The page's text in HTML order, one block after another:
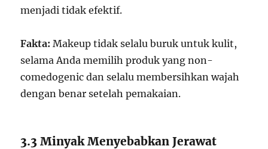
menjadi tidak efektif.
Fakta: Makeup tidak selalu buruk untuk kulit,
selama Anda memilih produk yang non-
comedogenic dan selalu membersihkan wajah
dengan benar setelah pemakaian.
3.3 Minyak Menyebabkan Jerawat